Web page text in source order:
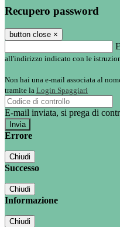
Recupero password
button close ×
all'indirizzo indicato con le
Non hai una e-mail associata al
tramite la Login Spaggiari
E-mail inviata, si prega di
Errore
Chiudi
Successo
Chiudi
Informazione
Chiudi